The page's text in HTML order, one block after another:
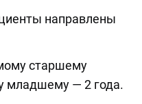
направлены
старшему
младшему — 2 года.